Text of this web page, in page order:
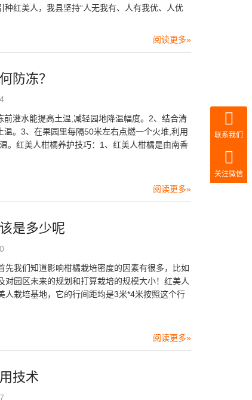
红美人，我县坚持“人无我有、人有我优、人优
阅读更多»
防冻？
灌水能提高土温,减轻园地降温幅度。2、结合清
。3、在果园里每隔50米左右点燃一个火堆,利用
。红美人柑橘养护技巧：1、红美人柑橘是由南香
阅读更多»
是多少呢
先我们知道影响柑橘栽培密度的因素有很多，比如
园区未来的规划和打算栽培的规模大小！红美人
人栽培基地，它的行间距均是3米*4米按照这个行
阅读更多»
技术
联系我们
关注微信